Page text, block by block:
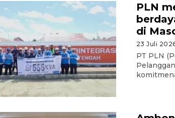
PLN
di
23 Juli 2026
PT PLN